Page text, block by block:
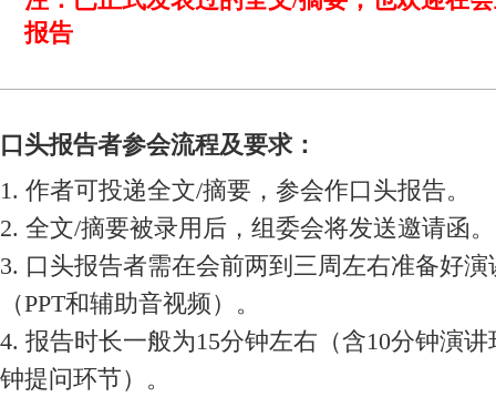
报告
口头报告者参会流程及要求：
1. 作者可投递全文/摘要，参会作口头报告。
2. 全文/摘要被录用后，组委会将发送邀请函。
3. 口头报告者需在会前两到三周左右准备好演
（PPT和辅助音视频）。
4. 报告时长一般为15分钟左右（含10分钟演讲
钟提问环节）。